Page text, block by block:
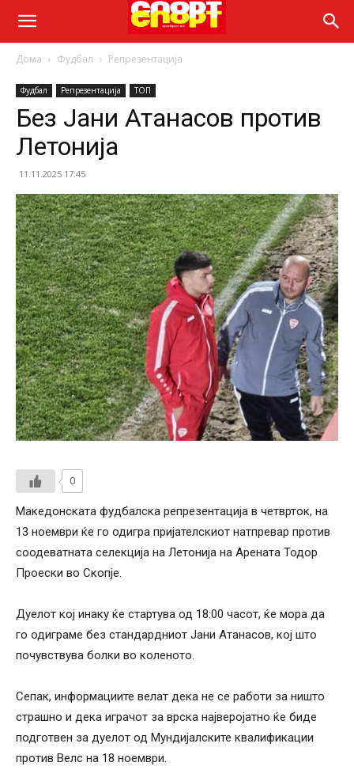
Дома Фудбал Репрезентација
Фудбал Репрезентација ТОП
Без Јани Атанасов против
Летонија
11.11.2025 17:45
0
Македонската фудбалска репрезентација в четврток, на
13 ноември ќе го одигра пријателскиот натпревар против
соодеватната селекција на Летонија на Арената Тодор
Проески во Скопје.
Дуелот кој инаку ќе стартува од 18:00 часот, ќе мора да
го одиграме без стандардниот Јани Атанасов, кој што
почувствува болки во коленото.
Сепак, информациите велат дека не се работи за ништо
страшно и дека играчот за врска најверојатно ќе биде
подготвен за дуелот од Мундијалските квалификации
против Велс на 18 ноември.